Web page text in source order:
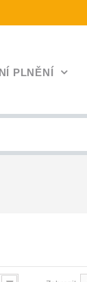
PLNĚNÍ